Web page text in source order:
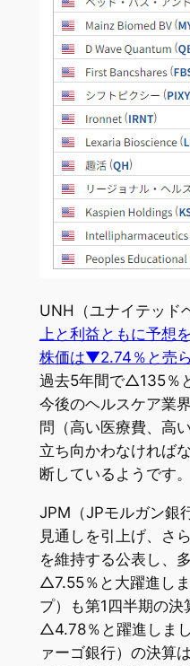
UNH（ユナイテッド
上と利益ともに予想
株価は▼2.74％と売ら
過去5年間で△135％
今後のヘルスケア業
問（高い医療費、高
立ち向かわなければ
断しているようです。
JPM（JPモルガン銀
見通しを引上げ、さ
を維持する公表し、
△7.55％と大躍進し
プ）も第1四半期の
△4.78％と躍進しま
ァーゴ銀行）の決算